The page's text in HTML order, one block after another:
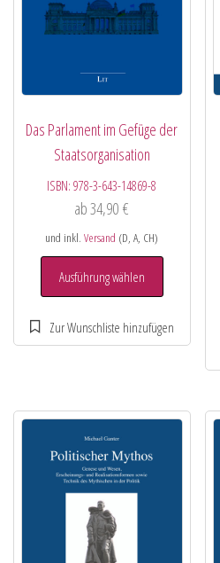
Das Parlament im Gefüge der
Staatsorganisation
ISBN:978-3-643-14869-8
ab34,90€
und inkl.Versand (D, A, CH)
Ausführung wählen